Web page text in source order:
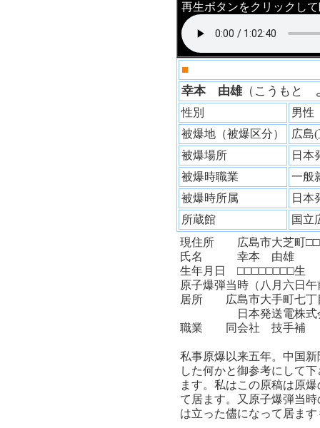
再生ボタンをクリックし
■
幸本 由雄（こうもと
性別
男
被爆地（被爆区分）
広
被爆場所
日本
被爆時職業
一
被爆時所属
日本
所蔵館
国立
現住所 広島市大芝町
氏名 幸本 由雄
生年月日 □□□□□□□□生
原子爆弾当時（八月六日
居所 広島市大手町七丁
日本発送電株式会社
職業 同会社 技手補
私事原爆以来五年。中国
した何かと御参考にして
ます。私はこの原稿は原
て居ます。又原子爆弾当
は立った儘になって居ま